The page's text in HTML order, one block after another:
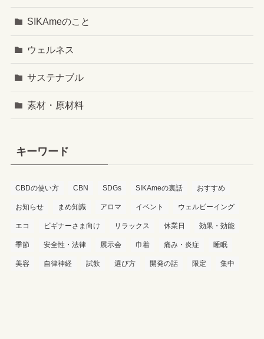
SIKAmeのこと
ウェルネス
サステナブル
素材・原材料
キーワード
CBDの使い方 CBN SDGs SIKAmeの裏話 おすすめ
お知らせ まめ知識 アロマ イベント ウェルビーイング
エコ ビギナーさま向け リラックス 休業日 効果・効能
季節 安全性・法律 展示会 巾着 痛み・炎症 睡眠
美容 自律神経 試飲 選び方 開発の話 限定 集中